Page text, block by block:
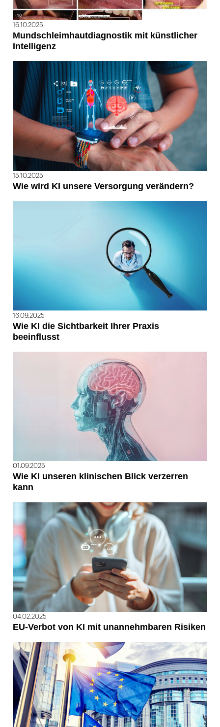
16.10.2025
Mundschleimhautdiagnostik mit künstlicher
Intelligenz
15.10.2025
Wie wird KI unsere Versorgung verändern?
16.09.2025
Wie KI die Sichtbarkeit Ihrer Praxis
beeinflusst
01.09.2025
Wie KI unseren klinischen Blick verzerren
kann
04.02.2025
EU-Verbot von KI mit unannehmbaren Risiken